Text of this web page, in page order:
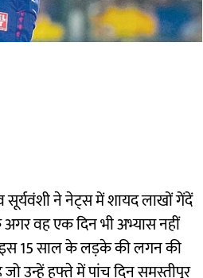
ने नेट्स में शायद लाखों गेंदें
वह एक दिन भी अभ्यास नहीं
इस 15 साल के लड़के की लगन की
उन्हें हफ्ते में पांच दिन समस्तीपुर